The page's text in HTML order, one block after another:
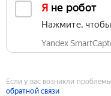
Я не робот
Нажмите,
Yandex
Если у вас возникли
обратной связи